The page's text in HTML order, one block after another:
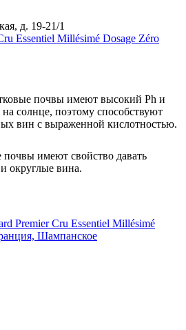
д. 19-21/1
почвы имеют высокий Ph и
солнце, поэтому способствуют
вин с выраженной кислотностью.
почвы имеют свойство давать
округлые вина.
Premier Cru Essentiel Millésimé
Шампанское